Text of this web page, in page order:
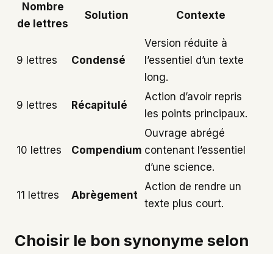
Nombre
de lettres
Solution Contexte
9 lettres Condensé
Version réduite à
l’essentiel d’un texte
long.
9 lettres Récapitulé
Action d’avoir repris
les points principaux.
10 lettres Compendium
Ouvrage abrégé
contenant l’essentiel
d’une science.
11 lettres Abrègement
Action de rendre un
texte plus court.
Choisir le bon synonyme selon